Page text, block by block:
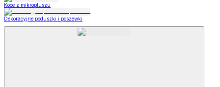
Koce z mikropluszu
Dekoracyjne poduszki i poszewki